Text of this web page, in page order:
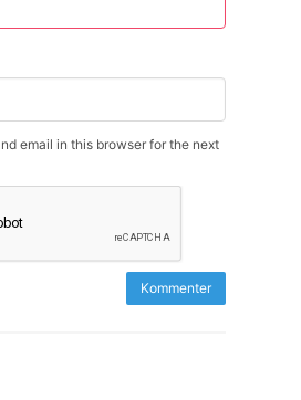
email in this browser for the next